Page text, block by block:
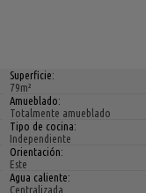
Superficie:
79m²
Amueblado:
Totalmente amueblado
Tipo de cocina:
Independiente
Orientación:
Este
Agua caliente:
Centralizada